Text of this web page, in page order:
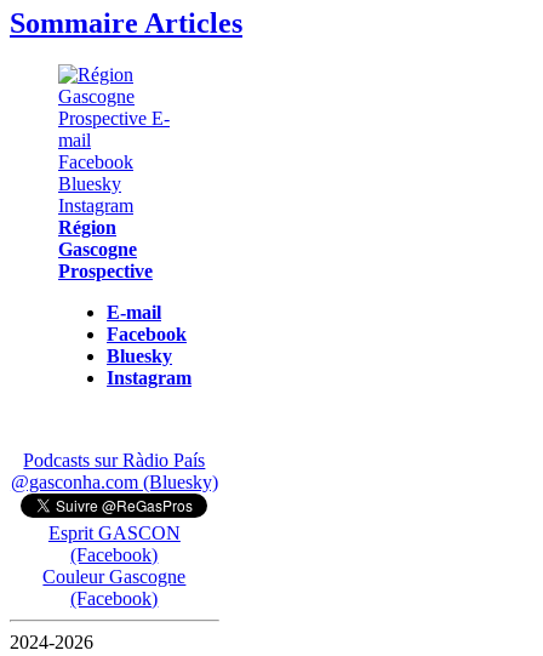
Sommaire Articles
Région
Gascogne
Prospective
E-mail
Facebook
Bluesky
Instagram
Podcasts sur Ràdio País
@gasconha.com (Bluesky)
Esprit GASCON
(Facebook)
Couleur Gascogne
(Facebook)
2024-2026